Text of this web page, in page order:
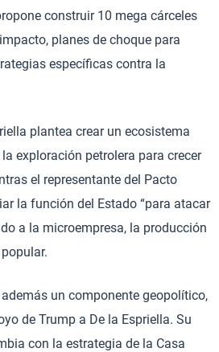
construir 10 mega cárceles
planes de choque para
específicas contra la
plantea crear un ecosistema
exploración petrolera para crecer
el representante del Pacto
la función del Estado “para atacar
a la microempresa, la producción
un componente geopolítico,
de Trump a De la Espriella. Su
con la estrategia de la Casa